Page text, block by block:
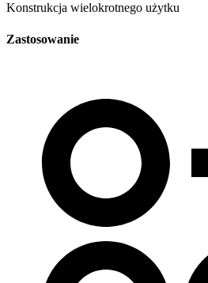
Konstrukcja wielokrotnego użytku
Zastosowanie